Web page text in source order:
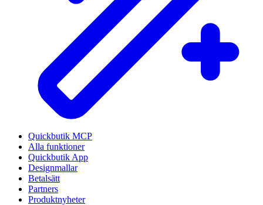
Quickbutik MCP
Alla funktioner
Quickbutik App
Designmallar
Betalsätt
Partners
Produktnyheter